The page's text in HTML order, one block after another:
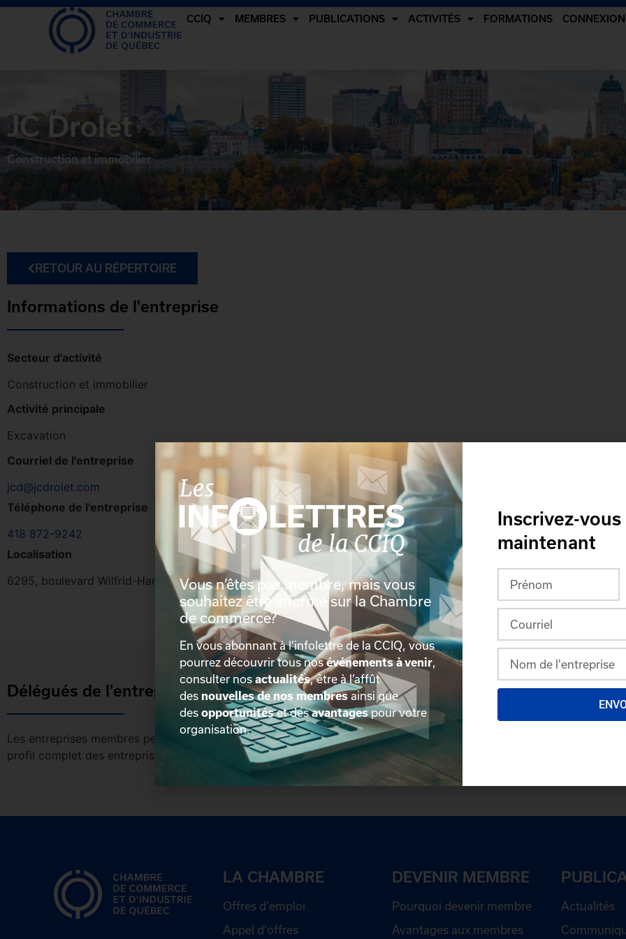
CCIQ MEMBRES PUBLICATIONS ACTIVITÉS FORMATIONS CONNEXION
JC Drolet
Construction et immobilier
RETOUR AU RÉPERTOIRE
Informations de l'entreprise
Secteur d'activité
Construction et immobilier
Activité principale
Excavation
Courriel de l'entreprise
jcd@jcdrolet.com
Téléphone de l'entreprise
418 872-9242
Localisation
6295, boulevard Wilfrid-Hamel, L'Ancienne-Lorette, Québec, G2E 5W2
Délégués de l'entreprise
Les entreprises membres peuvent bénéficier d’une version plus détaillée du répertoire via leur espace sécurisé.
profil complet des entreprises incluant les coordonnées des délégués inscrits. Vous n'êtes pas membre?
LA CHAMBRE
Offres d'emploi
Appel d'offres
DEVENIR MEMBRE
Pourquoi devenir membre
Avantages aux membres
Actualités
Vous n’êtes pas membre, mais vous
souhaitez être informé sur la Chambre
de commerce?
En vous abonnant à l’infolettre de la CCIQ, vous
pourrez découvrir tous nosévénements à venir,
consulter nosactualités, être à l’affût
des nouvelles de nos membresainsi que
des opportunitéset desavantagespour votre
organisation.
Inscrivez-vous
maintenant